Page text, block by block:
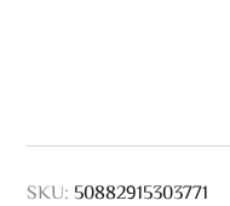
SKU: 50882915303771